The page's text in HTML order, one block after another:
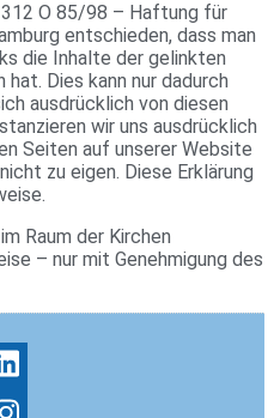
O 85/98 – Haf­tung für
ent­schieden, dass man
die Inhalte der gelinkten
Dies kann nur dadurch
aus­drück­lich von diesen
wir uns aus­drück­lich
Seiten auf unserer Web­site
zu eigen. Diese Erklä­rung
Raum der Kir­chen
– nur mit Geneh­mi­gung des